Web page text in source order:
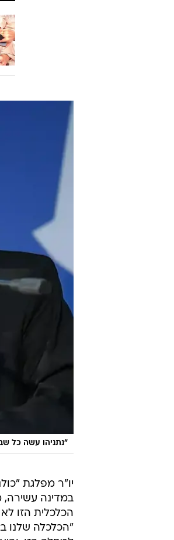
"נתניהו עשה כל
יו"ר מפלגת
במדינה
הכלכלית הזו
"הכלכלה שלנו